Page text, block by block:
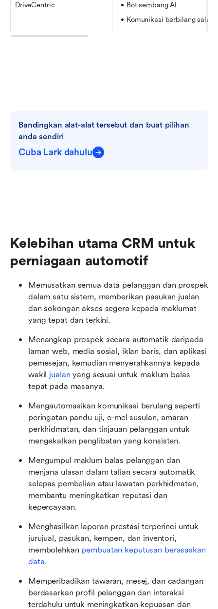
DriveCentric
Bot sembang AI
Komunikasi berbilang
Bandingkan alat-alat tersebut dan buat pilihan
anda sendiri
Cuba Lark dahulu
Kelebihan utama CRM untuk
perniagaan automotif
Memusatkan semua data pelanggan dan prospek
dalam satu sistem, memberikan pasukan jualan
dan sokongan akses segera kepada maklumat
yang tepat dan terkini.
Menangkap prospek secara automatik daripada
laman web, media sosial, iklan baris, dan aplikasi
pemesejan, kemudian menyerahkannya kepada
wakil jualan yang sesuai untuk maklum balas
tepat pada masanya.
Mengautomasikan komunikasi berulang seperti
peringatan pandu uji, e-mel susulan, amaran
perkhidmatan, dan tinjauan pelanggan untuk
mengekalkan penglibatan yang konsisten.
Mengumpul maklum balas pelanggan dan
menjana ulasan dalam talian secara automatik
selepas pembelian atau lawatan perkhidmatan,
membantu meningkatkan reputasi dan
kepercayaan.
Menghasilkan laporan prestasi terperinci untuk
jurujual, pasukan, kempen, dan inventori,
membolehkan pembuatan keputusan berasaskan
data.
Memperibadikan tawaran, mesej, dan cadangan
berdasarkan profil pelanggan dan interaksi
terdahulu untuk meningkatkan kepuasan dan